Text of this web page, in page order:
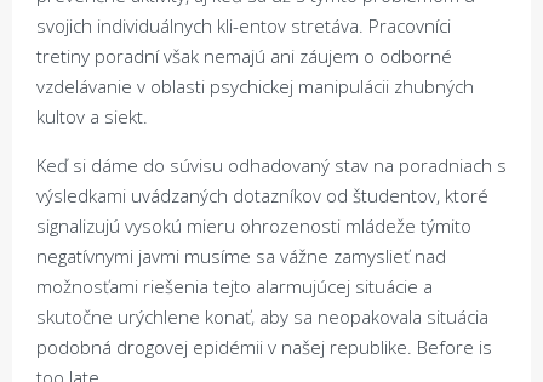
svojich individuálnych kli-entov stretáva. Pracovníci
tretiny poradní však nemajú ani záujem o odborné
vzdelávanie v oblasti psychickej manipulácii zhubných
kultov a siekt.
Keď si dáme do súvisu odhadovaný stav na poradniach s
výsledkami uvádzaných dotazníkov od študentov, ktoré
signalizujú vysokú mieru ohrozenosti mládeže týmito
negatívnymi javmi musíme sa vážne zamyslieť nad
možnosťami riešenia tejto alarmujúcej situácie a
skutočne urýchlene konať, aby sa neopakovala situácia
podobná drogovej epidémii v našej republike. Before is
too late.